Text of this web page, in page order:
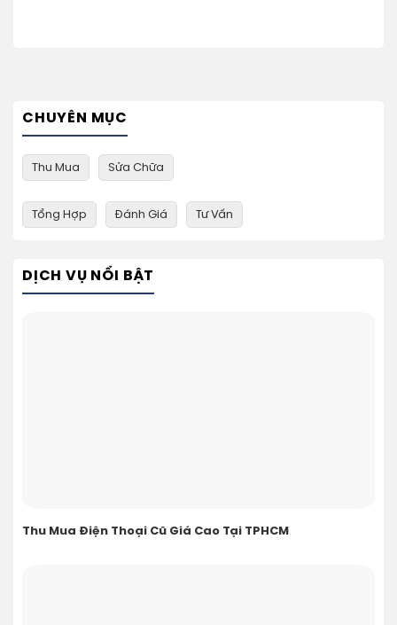
CHUYÊN MỤC
Thu Mua Sửa Chữa
Tổng Hợp Đánh Giá Tư Vấn
DỊCH VỤ NỔI BẬT
Thu Mua Điện Thoại Cũ Giá Cao Tại TPHCM